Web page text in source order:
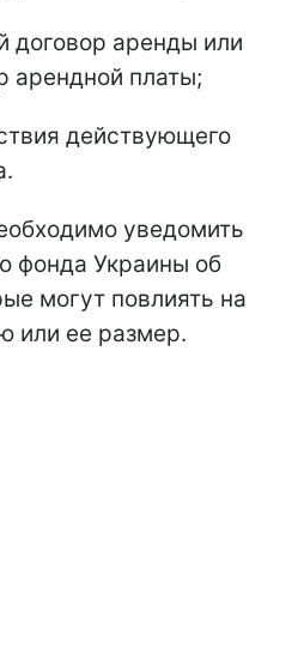
договор аренды или
арендной платы;
действующего
уведомить
фонда Украины об
могут повлиять на
или ее размер.